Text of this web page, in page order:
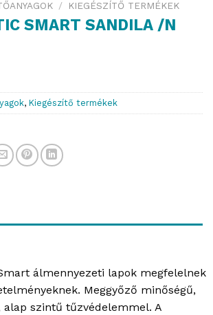
/ KIEGÉSZÍTŐ TERMÉKEK
SMART SANDILA /N
, Kiegészítő termékek
álmennyezeti lapok megfelelnek
Meggyőző minőségű,
alap szintű tűzvédelemmel. A